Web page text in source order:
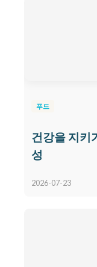
푸드
건강을 지키
성
2026-07-23